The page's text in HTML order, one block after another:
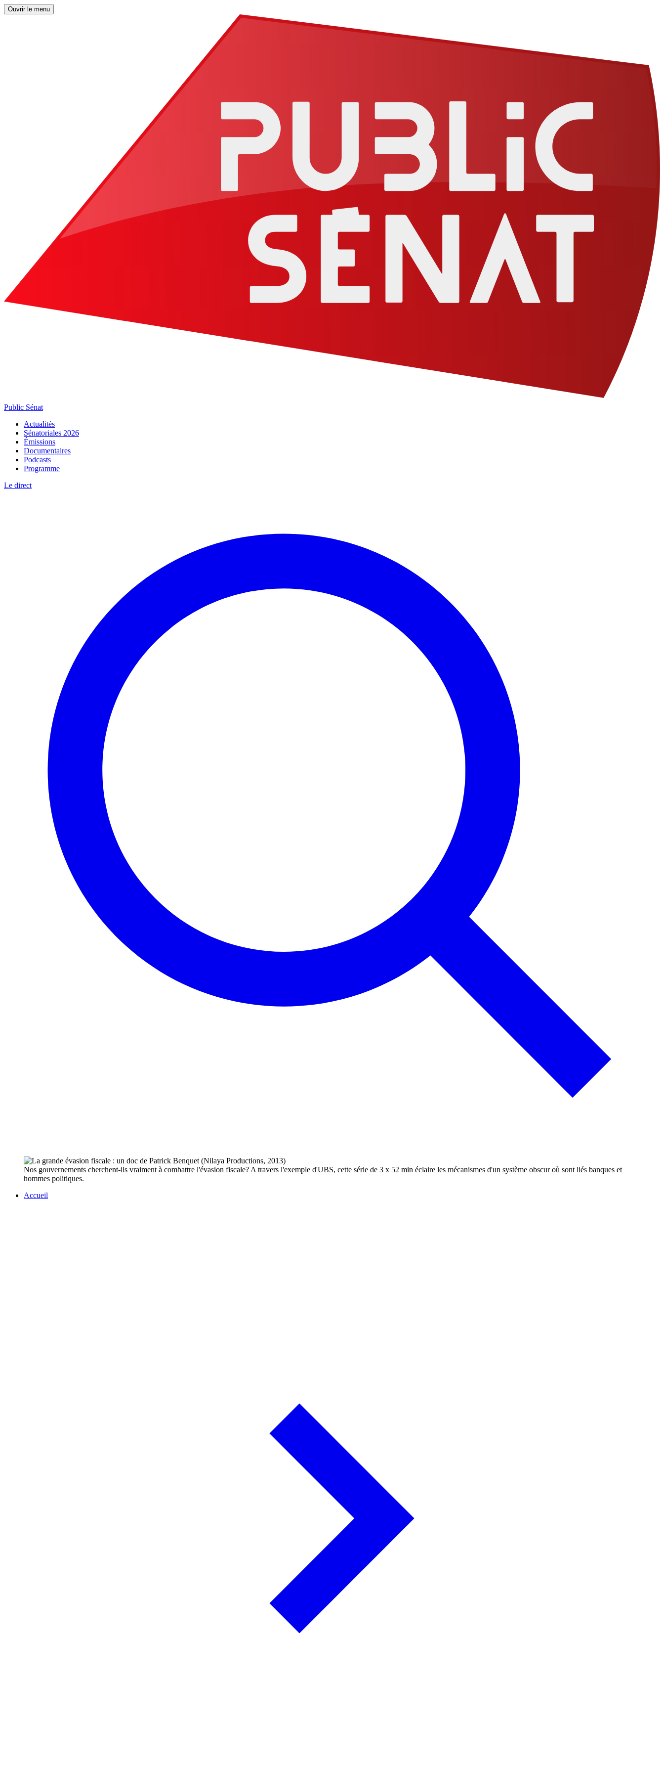
Ouvrir le menu
Public Sénat
Actualités
Sénatoriales 2026
Émissions
Documentaires
Podcasts
Programme
Le direct
Nos gouvernements cherchent-ils vraiment à combattre l'évasion fiscale? A travers l'exemple d'UBS, cette série de 3 x 52 min éclaire les mécanismes d'un système obscur où sont liés banques et
hommes politiques.
Accueil